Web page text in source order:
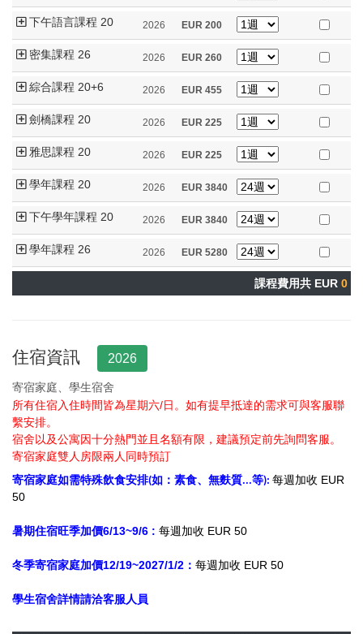
下午語言課程 20 2026 EUR 200
密集課程 26 2026 EUR 260
綜合課程 20+6 2026 EUR 455
劍橋課程 20 2026 EUR 225
雅思課程 20 2026 EUR 225
學年課程 20 2026 EUR 3840
下午學年課程 20 2026 EUR 3840
學年課程 26 2026 EUR 5280
課程費用共 EUR 0
住宿資訊 2026
寄宿家庭、學生宿舍
所有住宿入住時間皆為星期六/日。如有提早抵達的需求可與客服聯
繫安排。
宿舍以及公寓因十分熱門並且名額有限，建議預定前先詢問客服。
寄宿家庭雙人房限兩人同時預訂
寄宿家庭如需特殊飲食安排(如：素食、無麩質...等): 每週加收 EUR
50
暑期住宿旺季加價6/13~9/6 : 每週加收 EUR 50
冬季寄宿家庭加價12/19~2027/1/2： 每週加收 EUR 50
學生宿舍詳情請洽客服人員